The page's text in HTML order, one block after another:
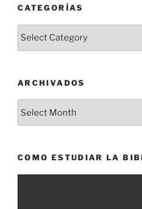
CATEGORÍAS
Categorías
ARCHIVADOS
COMO ESTUDIAR LA